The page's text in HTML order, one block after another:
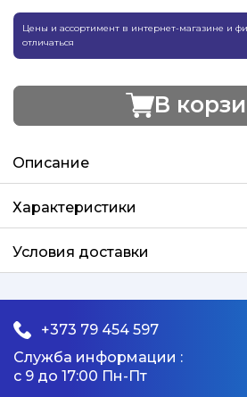
Цены и ассортимент в интернет-магазине и
отличаться
В
Описание
Характеристики
Условия доставки
+373 79 454 597
Служба информации :
с 9 до 17:00 Пн-Пт